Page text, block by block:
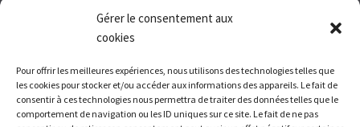
Gérer le consentement aux
cookies
Pour offrir les meilleures expériences, nous utilisons des technologies telles que
les cookies pour stocker et/ou accéder aux informations des appareils. Le fait de
consentir à ces technologies nous permettra de traiter des données telles que le
comportement de navigation ou les ID uniques sur ce site. Le fait de ne pas
tennis.club.avignon@orange.fr
1 Bd des Frères Reboul 30400 Villeneuve les Avignon